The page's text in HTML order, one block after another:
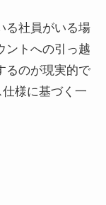
る社員がいる場
ントへの引っ越
るのが現実的で
様に基づく一